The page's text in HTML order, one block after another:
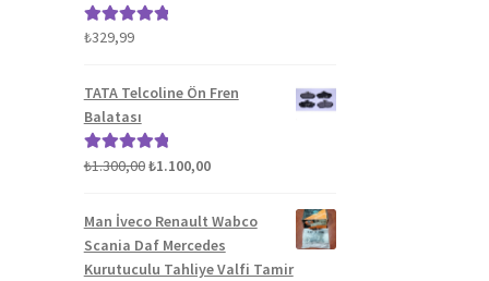
5 üzerinden
₺329,99
TATA Telcoline Ön Fren
Balatası
5 üzerinden
₺1.300,00Orijinal
₺1.300,00.
₺1.100,00Şu
fiyat:
₺1.100,00.
Man İveco Renault Wabco
Scania Daf Mercedes
Kurutuculu Tahliye Valfi Tamir